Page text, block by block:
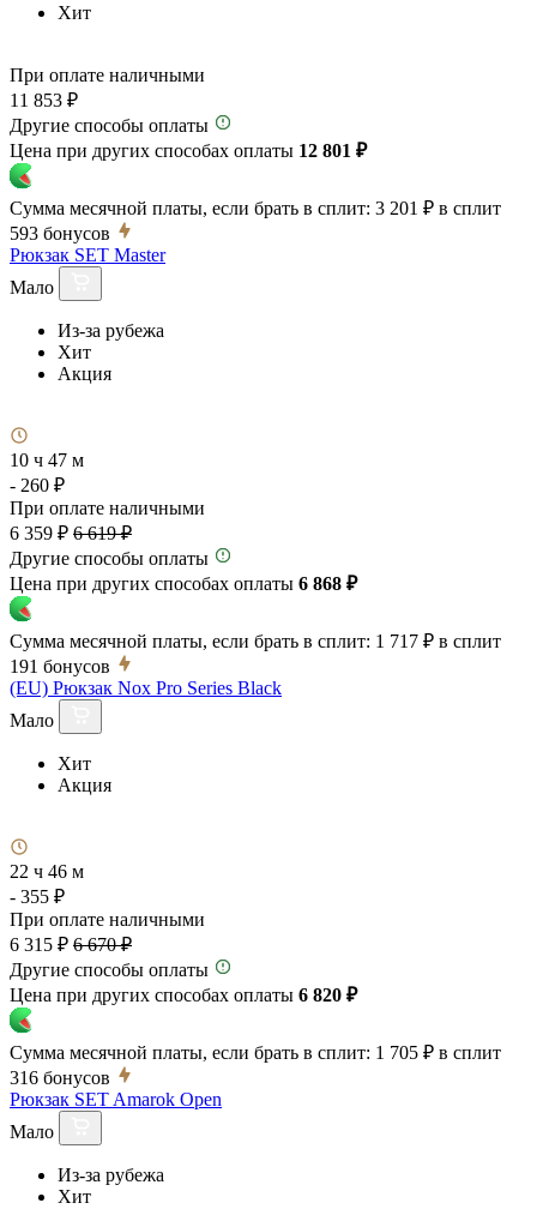
Хит
При оплате наличными
11 853 ₽
Другие способы оплаты
Цена при других способах оплаты 12 801 ₽
Сумма месячной платы, если брать в сплит: 3 201 ₽ в сплит
593 бонусов
Рюкзак SET Master
Мало
Из-за рубежа
Хит
Акция
10 ч 47 м
- 260 ₽
При оплате наличными
6 359 ₽ 6 619 ₽
Другие способы оплаты
Цена при других способах оплаты 6 868 ₽
Сумма месячной платы, если брать в сплит: 1 717 ₽ в сплит
191 бонусов
(EU) Рюкзак Nox Pro Series Black
Мало
Хит
Акция
22 ч 46 м
- 355 ₽
При оплате наличными
6 315 ₽ 6 670 ₽
Другие способы оплаты
Цена при других способах оплаты 6 820 ₽
Сумма месячной платы, если брать в сплит: 1 705 ₽ в сплит
316 бонусов
Рюкзак SET Amarok Open
Мало
Из-за рубежа
Хит